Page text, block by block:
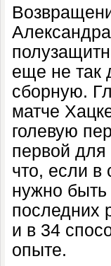
еще не так
сборную.
матче
голевую
первой для
что, если в
нужно
последних
и в 34
опыте.